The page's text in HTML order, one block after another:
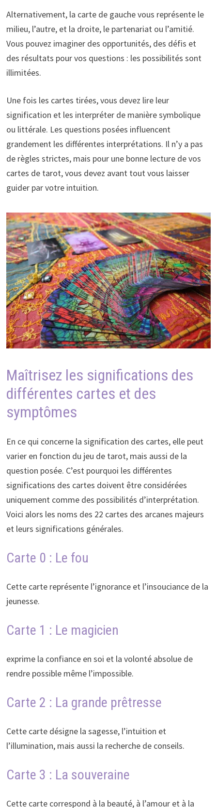
Alternativement, la carte de gauche vous représente le
milieu, l’autre, et la droite, le partenariat ou l’amitié.
Vous pouvez imaginer des opportunités, des défis et
des résultats pour vos questions : les possibilités sont
illimitées.
Une fois les cartes tirées, vous devez lire leur
signification et les interpréter de manière symbolique
ou littérale. Les questions posées influencent
grandement les différentes interprétations. Il n’y a pas
de règles strictes, mais pour une bonne lecture de vos
cartes de tarot, vous devez avant tout vous laisser
guider par votre intuition.
Maîtrisez les significations des
différentes cartes et des
symptômes
En ce qui concerne la signification des cartes, elle peut
varier en fonction du jeu de tarot, mais aussi de la
question posée. C’est pourquoi les différentes
significations des cartes doivent être considérées
uniquement comme des possibilités d’interprétation.
Voici alors les noms des 22 cartes des arcanes majeurs
et leurs significations générales.
Carte 0 : Le fou
Cette carte représente l’ignorance et l’insouciance de la
jeunesse.
Carte 1 : Le magicien
exprime la confiance en soi et la volonté absolue de
rendre possible même l’impossible.
Carte 2 : La grande prêtresse
Cette carte désigne la sagesse, l’intuition et
l’illumination, mais aussi la recherche de conseils.
Carte 3 : La souveraine
Cette carte correspond à la beauté, à l’amour et à la